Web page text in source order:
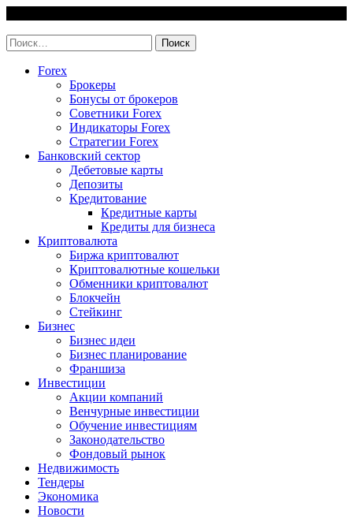
content
Найти:
Forex
Брокеры
Бонусы от брокеров
Советники Forex
Индикаторы Forex
Стратегии Forex
Банковский сектор
Дебетовые карты
Депозиты
Кредитование
Кредитные карты
Кредиты для бизнеса
Криптовалюта
Биржа криптовалют
Криптовалютные кошельки
Обменники криптовалют
Блокчейн
Стейкинг
Бизнес
Бизнес идеи
Бизнес планирование
Франшиза
Инвестиции
Акции компаний
Венчурные инвестиции
Обучение инвестициям
Законодательство
Фондовый рынок
Недвижимость
Тендеры
Экономика
Новости